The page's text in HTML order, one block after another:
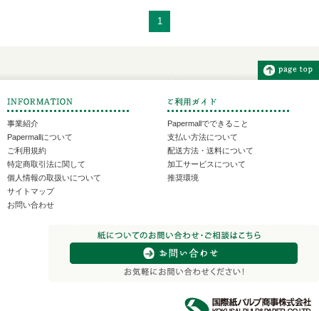
1
事業紹介
Papermallについて
ご利用規約
特定商取引法に関して
個人情報の取扱いについて
サイトマップ
お問い合わせ
Papermallでできること
支払い方法について
配送方法・送料について
加工サービスについて
推奨環境